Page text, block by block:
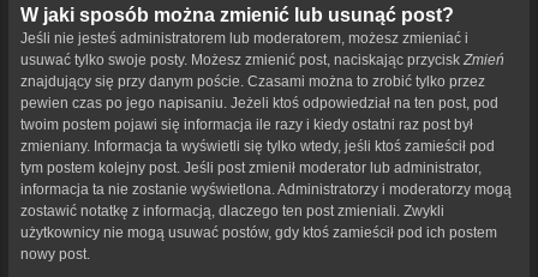
W jaki sposób można zmienić lub usunąć post?
Jeśli nie jesteś administratorem lub moderatorem, możesz zmieniać i
usuwać tylko swoje posty. Możesz zmienić post, naciskając przycisk Zmień
znajdujący się przy danym poście. Czasami można to zrobić tylko przez
pewien czas po jego napisaniu. Jeżeli ktoś odpowiedział na ten post, pod
twoim postem pojawi się informacja ile razy i kiedy ostatni raz post był
zmieniany. Informacja ta wyświetli się tylko wtedy, jeśli ktoś zamieścił pod
tym postem kolejny post. Jeśli post zmienił moderator lub administrator,
informacja ta nie zostanie wyświetlona. Administratorzy i moderatorzy mogą
zostawić notatkę z informacją, dlaczego ten post zmieniali. Zwykli
użytkownicy nie mogą usuwać postów, gdy ktoś zamieścił pod ich postem
nowy post.